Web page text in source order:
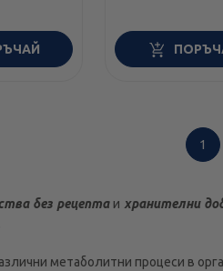
1
без рецептаи хранителни
метаболитни процеси в